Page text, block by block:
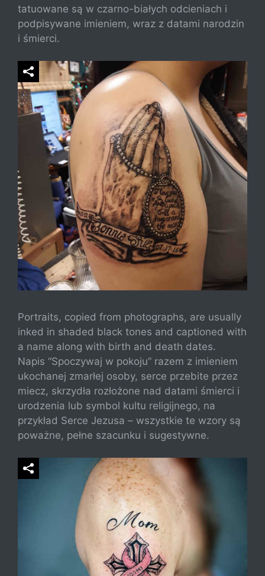
tatuowane są w czarno-białych odcieniach i
podpisywane imieniem, wraz z datami narodzin
i śmierci.
Portraits, copied from photographs, are usually
inked in shaded black tones and captioned with
a name along with birth and death dates.
Napis “Spoczywaj w pokoju” razem z imieniem
ukochanej zmarłej osoby, serce przebite przez
miecz, skrzydła rozłożone nad datami śmierci i
urodzenia lub symbol kultu religijnego, na
przykład Serce Jezusa – wszystkie te wzory są
poważne, pełne szacunku i sugestywne.